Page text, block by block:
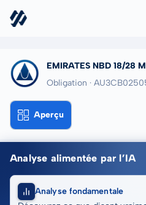
EMIRATES NBD 18/28
Obligation ·
Aperçu
Analyse alimentée par l’IA
Analyse fondamentale